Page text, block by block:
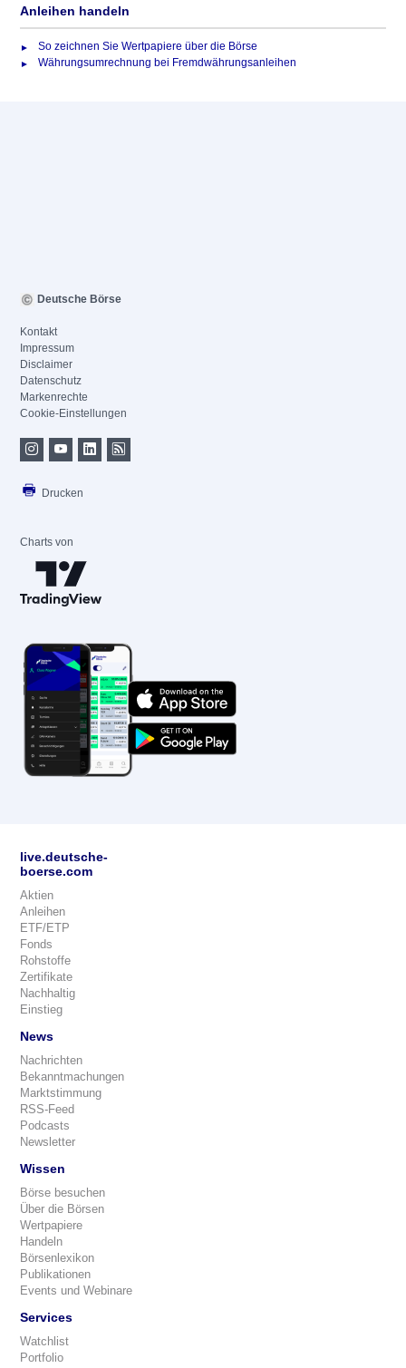
Anleihen handeln
So zeichnen Sie Wertpapiere über die Börse
Währungsumrechnung bei Fremdwährungsanleihen
Deutsche Börse
Kontakt
Impressum
Disclaimer
Datenschutz
Markenrechte
Cookie-Einstellungen
Drucken
Charts von
live.deutsche-
boerse.com
Aktien
Anleihen
ETF/ETP
Fonds
Rohstoffe
Zertifikate
Nachhaltig
Einstieg
News
Nachrichten
Bekanntmachungen
Marktstimmung
RSS-Feed
Podcasts
Newsletter
Wissen
Börse besuchen
Über die Börsen
Wertpapiere
Handeln
Börsenlexikon
Publikationen
Events und Webinare
Services
Watchlist
Portfolio